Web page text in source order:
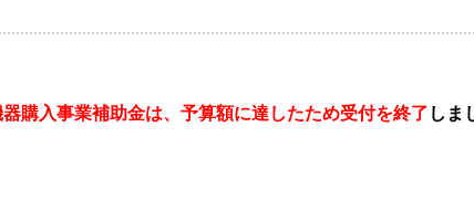
器購入事業補助金は、予算額に達したため受付を終了 しま